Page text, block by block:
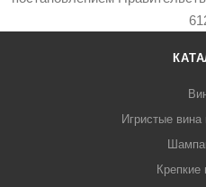
Игристые
Крепкие